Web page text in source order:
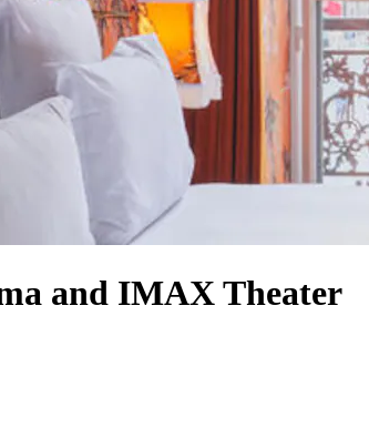
and IMAX Theater